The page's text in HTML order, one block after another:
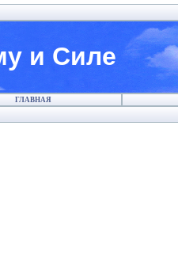
и Силе
ГЛАВНАЯ